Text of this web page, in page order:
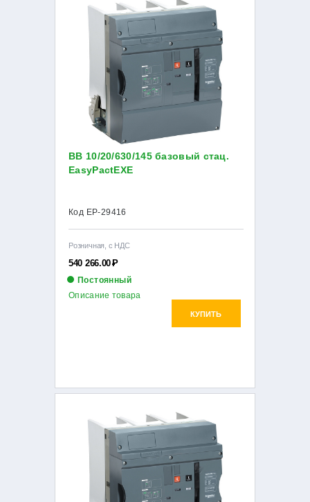
ВВ 10/20/630/145 базовый стац.
EasyPactEXE
Код EP-29416
Розничная, с НДС
540 266.00Р
Постоянный
КУПИТЬ
Описание товара